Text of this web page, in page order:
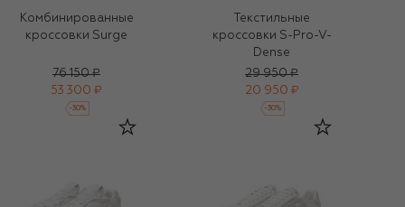
Комбинированные
кроссовки Surge
76 150 ₽
53 300 ₽
-30%
Текстильные
кроссовки S-Pro-V-
Dense
29 950 ₽
20 950 ₽
-30%